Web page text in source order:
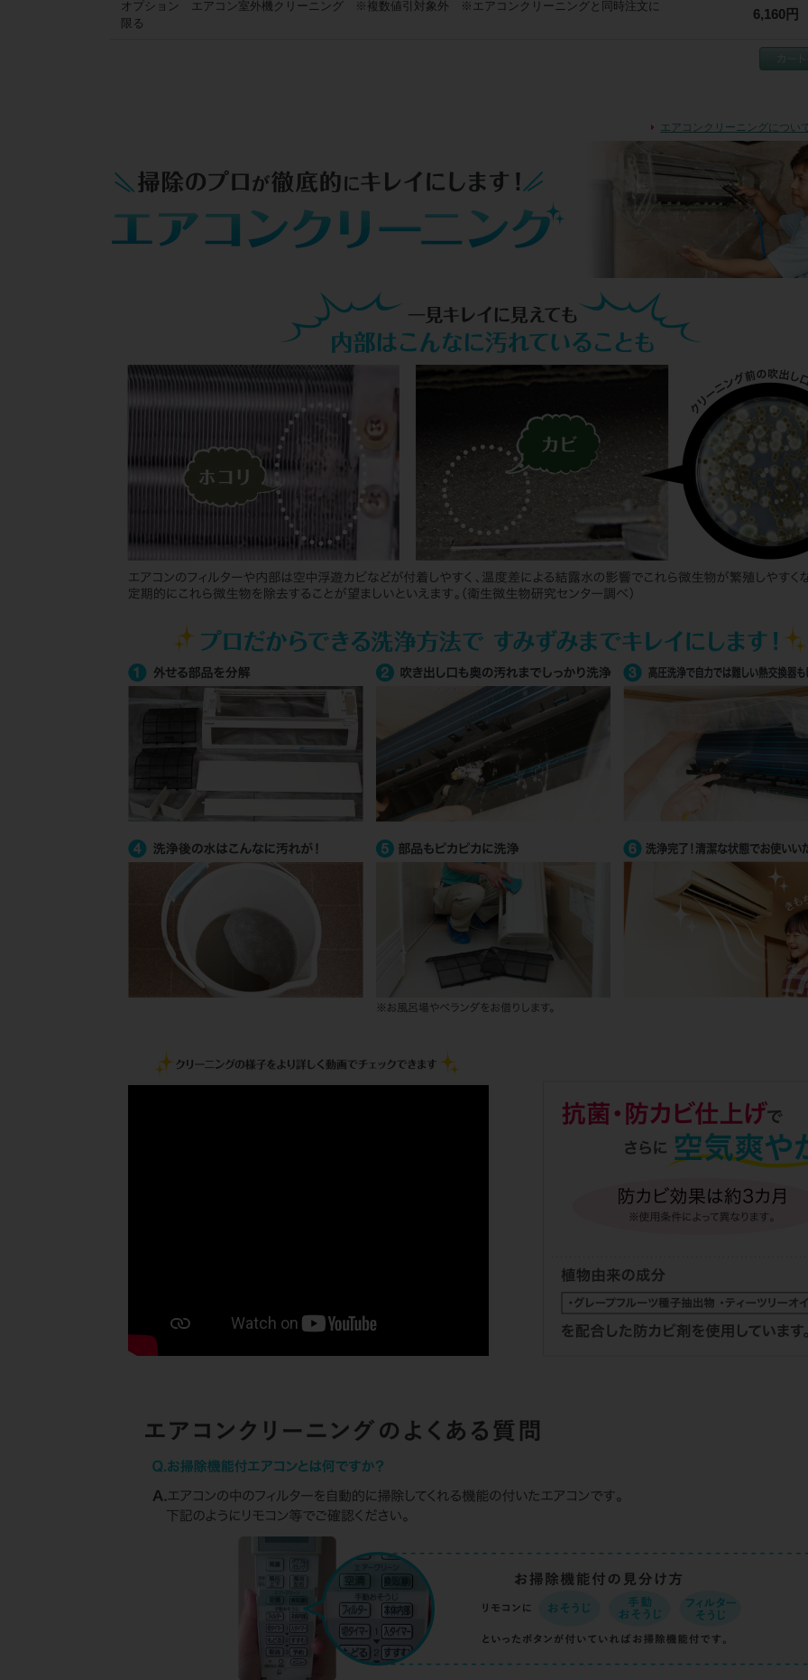
<作業後の確認・ご指摘>
2.作業日から日数が経過してのご指摘の場合、クリーニング作業が原因か特定
るため、当日を含む1週間以内のご連絡をお願いします。なお、1週間を超え
1.作業員の責めに帰すべき事由による損害は、賠償責任保険に基づき保険会社
2.保険適用外の場合は、ご注文いただいたクリーニング金額を上限として賠償
し、クリーニング代金の請求はいたしません
<作業をお断りする場合>
1.機種や製造年度(8～10年経過)、メーカー都合により部品供給が終了している
2.設置場所が吹き抜けなど高い位置にある場合
4.エアコン下にピアノや電化製品、美術品、戸棚や書籍などの家財がある場合
ってある場合
※以上の状態・環境において清掃作業をご依頼される場合、内容をご確認のう
サインをいただいてからの作業となります。なお組合員さんがご了承されても
判断により作業をお断りする場合がございます
オプション エアコン室外機クリーニング ※複数値引対象外 ※エアコンクリーニングと同時注文に
限る
6,160円
エアコンクリーニングについ